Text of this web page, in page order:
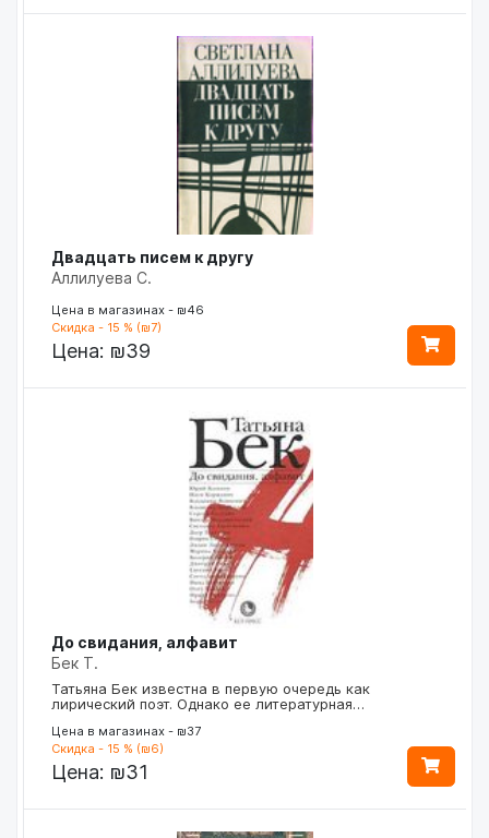
Двадцать писем к другу
Аллилуева С.
Цена в магазинах - ₪46
Скидка - 15 % (₪7)
Цена: ₪39
До свидания, алфавит
Бек Т.
Татьяна Бек известна в первую очередь как
лирический поэт. Однако ее литературная…
Цена в магазинах - ₪37
Скидка - 15 % (₪6)
Цена: ₪31